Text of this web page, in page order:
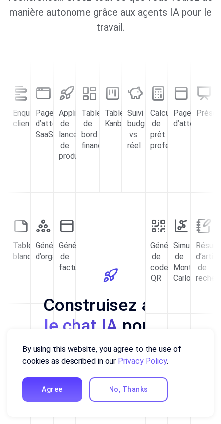
manière autonome grâce aux agents IA pour le
travail.
Enquêtes
clients
Page
d’atterrissage
SaaS
Application
de
lancement
de
produit
Tableau
de
bord
financier
Tableau
Kanban
Suivi
budget
vs
réel
Calculateur
de
prêt
professionnel
Page
Tableau
blanc
Générateur
d’organigrammes
Générateur
de
factures
CartesCalculateur
dividendes
Application
prévisualisation
de
code
Construisez avec
le chat IA pour le
travail!
Générateur
de
code
QR
Simulateur
de
Monte-
Carlo
de
Application
de
de
By using this website, you agree to the use of
cookies as described in our Privacy Policy.
Agree No, Thanks